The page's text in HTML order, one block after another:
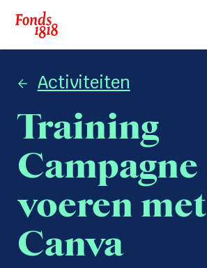
Overslaan
gaan
Activiteiten
Training
Campagne
voeren met
Canva